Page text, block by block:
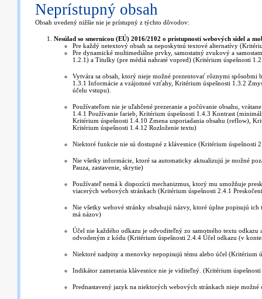
Neprístupný obsah
Obsah uvedený nižšie nie je prístupný z týchto dôvodov:
Nesúlad so smernicou (EÚ) 2016/2102 o prístupnosti webových sídel a
Pre každý netextový obsah sa neposkytnú textové alternatívy
Pre dynamické multimediálne prvky, samostatný zvukový a
1.2.1) a Titulky (pre médiá nahraté vopred) (Kritérium úspešnosti
Vytvára sa obsah, ktorý nieje možné prezentovať rôznymi
1.3.1 Informácie a vzájomné vzťahy, Kritérium úspešnosti 1.3.2
účelu vstupu).
Používateľom nie je uľahčené prezeranie a počúvanie obsahu,
1.4.1 Používanie farieb, Kritérium úspešnosti 1.4.3 Kontrast
Kritérium úspešnosti 1.4.10 Zmena usporiadania obsahu (reflow),
Kritérium úspešnosti 1.4.12 Rozloženie textu)
Niektoré funkcie nie sú dostupné z klávesnice (Kritérium úspešnosti
Nie všetky informácie, ktoré sa automaticky aktualizujú je možné
Pauza, zastavenie, skrytie)
Používateľ nemá k dispozícii mechanizmus, ktorý mu umožňuje
viacerých webových stránkach (Kritérium úspešnosti 2.4.1
Nie všetky webové stránky obsahujú názvy, ktoré úplne popisujú
má názov)
Účel nie každého odkazu je odvoditeľný zo samotného textu
odvodeným z kódu (Kritérium úspešnosti 2.4.4 Účel odkazu (v
Niektoré nadpisy a menovky nepopisujú tému alebo účel (Kritérium
Indikátor zamerania klávesnice nie je viditeľný. (Kritérium
Prednastavený jazyk na niektorých webových stránkach nieje